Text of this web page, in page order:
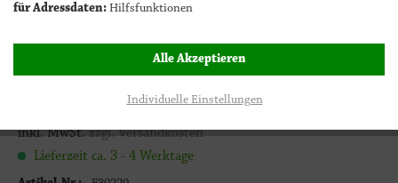
inkl. MwSt.zzgl. Versandkosten
Lieferzeit ca. 3 - 4 Werktage
für Adressdaten: Hilfsfunktionen
Individuelle Einstellungen
Alle Akzeptieren